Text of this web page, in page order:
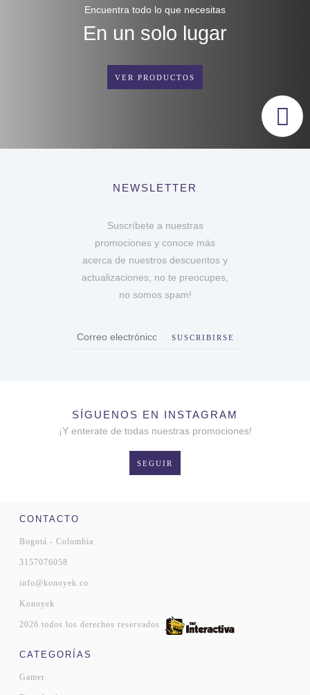
Encuentra todo lo que necesitas
En un solo lugar
VER PRODUCTOS
NEWSLETTER
Suscríbete a nuestras
promociones y conoce más
acerca de nuestros descuentos y
actualizaciones, no te preocupes,
no somos spam!
SUSCRIBIRSE
SÍGUENOS EN INSTAGRAM
¡Y enterate de todas nuestras promociones!
SEGUIR
CONTACTO
Bogotá - Colombia
3157076058
info@konoyek.co
Konoyek
2026 todos los derechos reservados
CATEGORÍAS
Gamer